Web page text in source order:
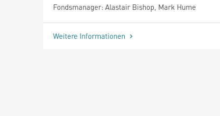
Fondsmanager: Alastair Bishop, Mark Hume
Weitere Informationen